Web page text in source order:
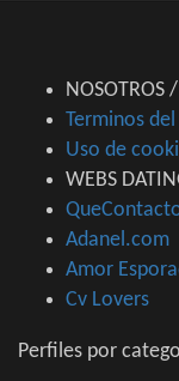
NOSOTROS
Terminos
Uso de
WEBS
Adanel.com
Amor
Cv Lovers
Perfiles por